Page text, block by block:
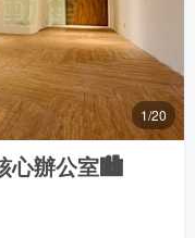
1/20
心辦公室🏙️